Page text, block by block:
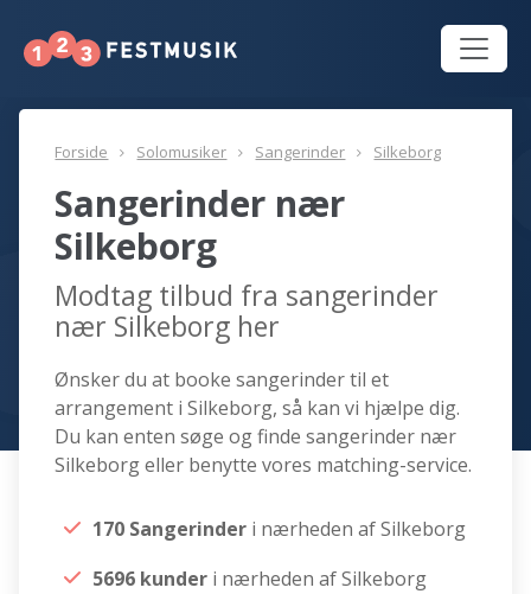
Forside Solomusiker Sangerinder Silkeborg
Sangerinder nær
Silkeborg
Modtag tilbud fra sangerinder
nær Silkeborg her
Ønsker du at booke sangerinder til et
arrangement i Silkeborg, så kan vi hjælpe dig.
Du kan enten søge og finde sangerinder nær
Silkeborg eller benytte vores matching-service.
170 Sangerinder i nærheden af Silkeborg
5696 kunder i nærheden af Silkeborg